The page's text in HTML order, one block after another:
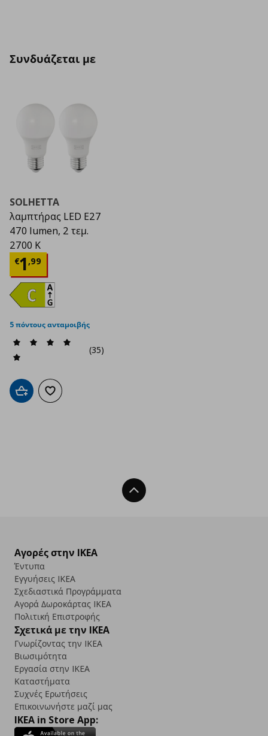
Συνδυάζεται με
SOLHETTA
λαμπτήρας LED E27
470 lumen, 2 τεμ.
2700 K
€1,99
Τρέχουσα τιμή
5 πόντους ανταμοιβής
(35)
Προσθήκη στο καλάθι
Προσθήκη στα αγαπημένα
Back To Top
Αγορές στην IKEA
Έντυπα
Εγγυήσεις IKEA
Σχεδιαστικά Προγράμματα
Αγορά Δωρoκάρτας IKEA
Πολιτική Επιστροφής
Σχετικά με την IKEA
Γνωρίζοντας την IKEA
Βιωσιμότητα
Εργασία στην IKEA
Καταστήματα
Συχνές Ερωτήσεις
Επικοινωνήστε μαζί μας
IKEA in Store App: